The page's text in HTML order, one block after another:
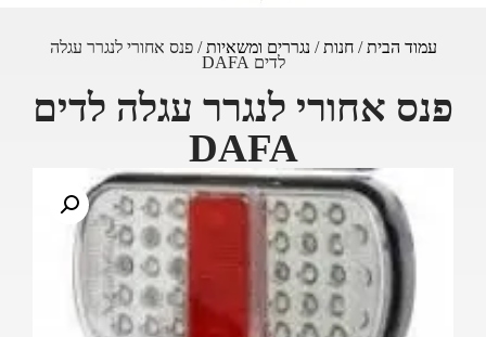
עמוד הבית/חנות/נגררים ומשאיות/ פנס אחורי לנגרר עגלה
לדים DAFA
פנס אחורי לנגרר עגלה לדים
DAFA